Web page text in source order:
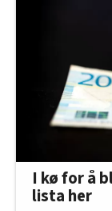
I kø for å
lista her